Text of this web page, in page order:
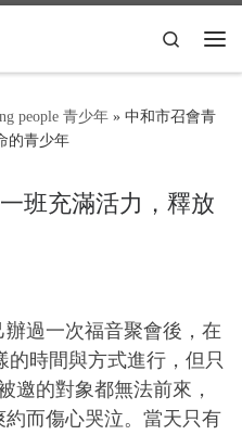
Search
people 青少年 » 中和市召會青
的青少年
班充滿活力，釋放
過一次福音聚會後，在
的時間與方式進行，但只
邀的對象都無法前來，
而傷心哭泣。當天只有